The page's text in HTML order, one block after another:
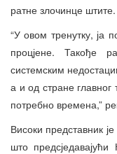
ратне злочинце штите.
“У овом тренутку, ја
процјене. Такође
системским
а и од стране
потребно времена,”
Високи представник
што